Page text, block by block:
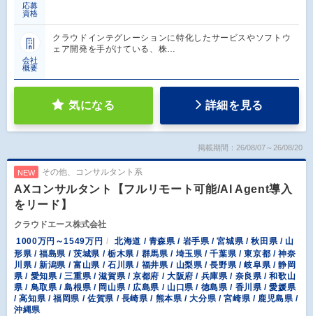
応募
資格
会社
概要
クラウドインテグレーションに特化したサービスやソフトウ
ェア開発を手がけている、株…
気になる 詳細を見る
掲載期間：26/08/07～26/08/20
NEW その他、コンサルタント系
AXコンサルタント【フルリモート可能/AI Agent導入
をリード】
クラウドエース株式会社
1000万円～1549万円
北海道 / 青森県 / 岩手県 / 宮城県 / 秋田県 / 山
形県 / 福島県 / 茨城県 / 栃木県 / 群馬県 / 埼玉県 / 千葉県 / 東京都 / 神奈
川県 / 新潟県 / 富山県 / 石川県 / 福井県 / 山梨県 / 長野県 / 岐阜県 / 静岡
県 / 愛知県 / 三重県 / 滋賀県 / 京都府 / 大阪府 / 兵庫県 / 奈良県 / 和歌山
県 / 鳥取県 / 島根県 / 岡山県 / 広島県 / 山口県 / 徳島県 / 香川県 / 愛媛県
/ 高知県 / 福岡県 / 佐賀県 / 長崎県 / 熊本県 / 大分県 / 宮崎県 / 鹿児島県 /
沖縄県